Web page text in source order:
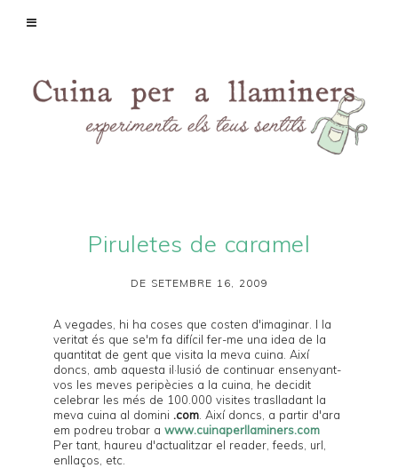
Piruletes de caramel
DE SETEMBRE 16, 2009
A vegades, hi ha coses que costen d'imaginar. I la
veritat és que se'm fa difícil fer-me una idea de la
quantitat de gent que visita la meva cuina. Així
doncs, amb aquesta il·lusió de continuar ensenyant-
vos les meves peripècies a la cuina, he decidit
celebrar les més de 100.000 visites traslladant la
meva cuina al domini .com . Així doncs, a partir d'ara
em podreu trobar a www.cuinaperllaminers.com
Per tant, haureu d'actualitzar el reader, feeds, url,
enllaços, etc.